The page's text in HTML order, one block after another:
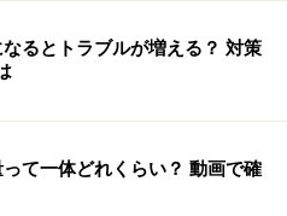
るとトラブルが増える？ 対策
て一体どれくらい？ 動画で確